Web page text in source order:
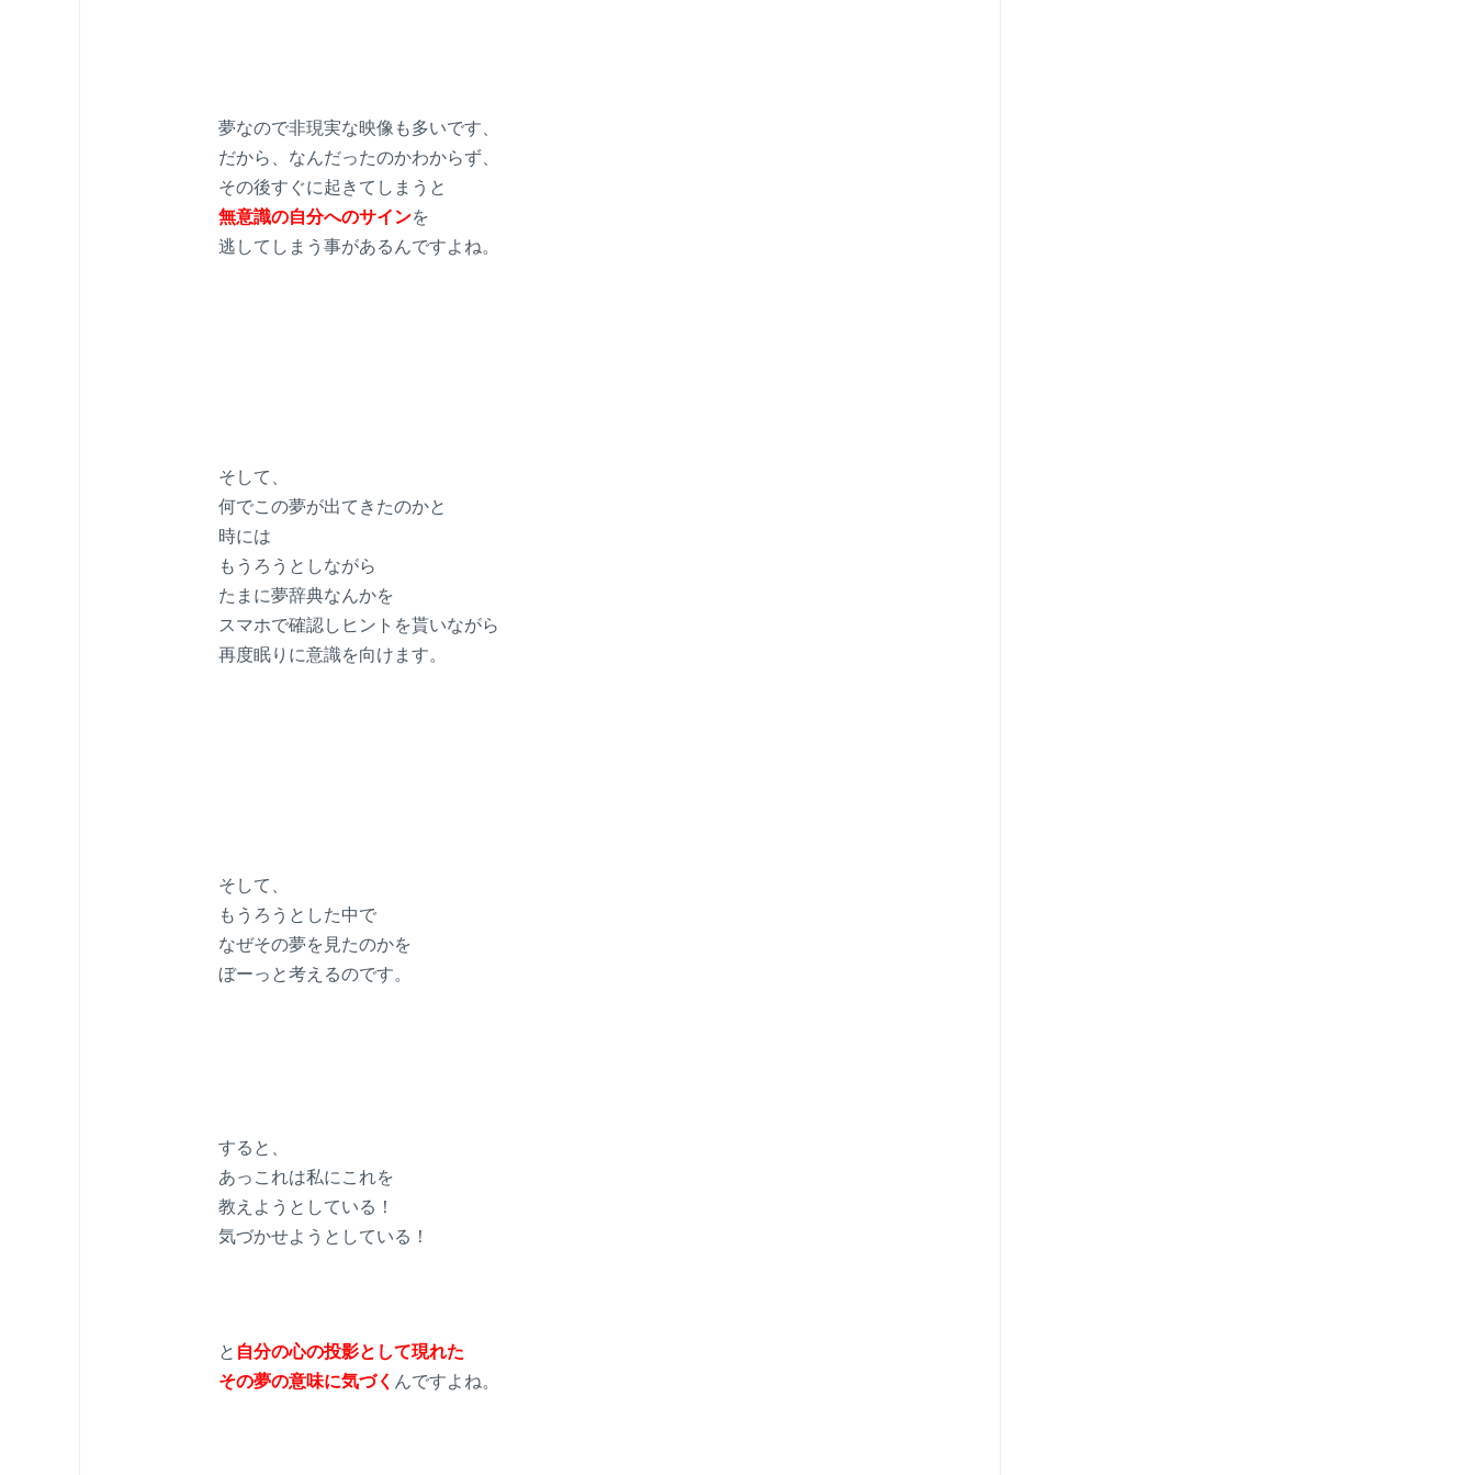
夢なので非現実な映像も多いです、
だから、なんだったのかわからず、
その後すぐに起きてしまうと
無意識の自分へのサインを
逃してしまう事があるんですよね。
そして、
何でこの夢が出てきたのかと
時には
もうろうとしながら
たまに夢辞典なんかを
スマホで確認しヒントを貰いながら
再度眠りに意識を向けます。
そして、
もうろうとした中で
なぜその夢を見たのかを
ぼーっと考えるのです。
すると、
あっこれは私にこれを
教えようとしている！
気づかせようとしている！
と 自分の心の投影として現れた
その夢の意味に気づく んですよね。